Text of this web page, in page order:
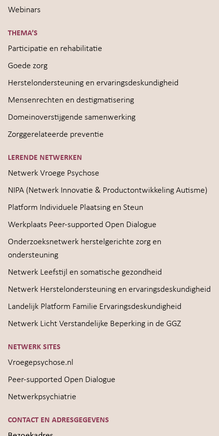
Webinars
THEMA’S
Participatie en rehabilitatie
Goede zorg
Herstelondersteuning en ervaringsdeskundigheid
Mensenrechten en destigmatisering
Domeinoverstijgende samenwerking
Zorggerelateerde preventie
LERENDE NETWERKEN
Netwerk Vroege Psychose
NIPA (Netwerk Innovatie & Productontwikkeling Autisme)
Platform Individuele Plaatsing en Steun
Werkplaats Peer-supported Open Dialogue
Onderzoeksnetwerk herstelgerichte zorg en
ondersteuning
Netwerk Leefstijl en somatische gezondheid
Netwerk Herstelondersteuning en ervaringsdeskundigheid
Landelijk Platform Familie Ervaringsdeskundigheid
Netwerk Licht Verstandelijke Beperking in de GGZ
NETWERK SITES
Vroegepsychose.nl
Peer-supported Open Dialogue
Netwerkpsychiatrie
CONTACT EN ADRESGEGEVENS